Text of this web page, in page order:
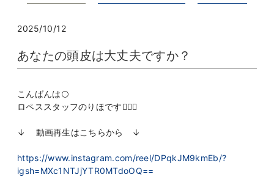
2025/10/12
あなたの頭皮は大丈夫ですか？
こんばんは🌕
ロペススタッフのりほです👩🏻‍⚕️
↓ 動画再生はこちらから ↓
https://www.instagram.com/reel/DPqkJM9kmEb/?
igsh=MXc1NTJjYTR0MTdoOQ==